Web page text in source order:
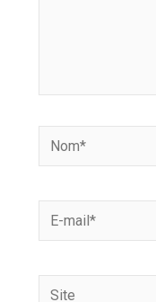
Nom*
mail*
Site